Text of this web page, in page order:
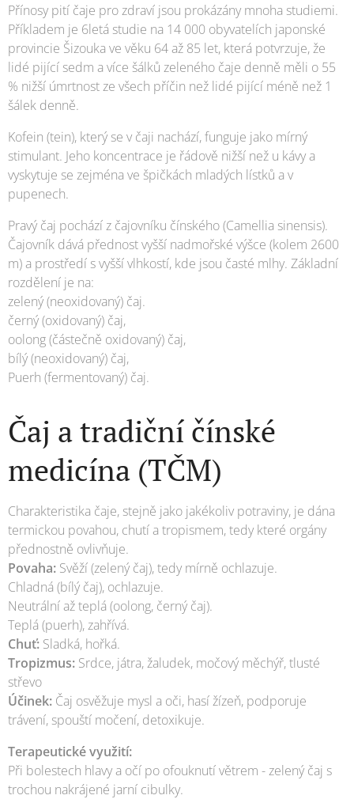
Přínosy pití čaje pro zdraví jsou prokázány mnoha studiemi.
Příkladem je 6letá studie na 14 000 obyvatelích japonské
provincie Šizouka ve věku 64 až 85 let, která potvrzuje, že
lidé pijící sedm a více šálků zeleného čaje denně měli o 55
% nižší úmrtnost ze všech příčin než lidé pijící méně než 1
šálek denně.
Kofein (tein), který se v čaji nachází, funguje jako mírný
stimulant. Jeho koncentrace je řádově nižší než u kávy a
vyskytuje se zejména ve špičkách mladých lístků a v
pupenech.
Pravý čaj pochází z čajovníku čínského (Camellia sinensis).
Čajovník dává přednost vyšší nadmořské výšce (kolem 2600
m) a prostředí s vyšší vlhkostí, kde jsou časté mlhy. Základní
rozdělení je na:
zelený (neoxidovaný) čaj.
černý (oxidovaný) čaj,
oolong (částečně oxidovaný) čaj,
bílý (neoxidovaný) čaj,
Puerh (fermentovaný) čaj.
Čaj a tradiční čínské
medicína (TČM)
Charakteristika čaje, stejně jako jakékoliv potraviny, je dána
termickou povahou, chutí a tropismem, tedy které orgány
přednostně ovlivňuje.
Povaha: Svěží (zelený čaj), tedy mírně ochlazuje.
Chladná (bílý čaj), ochlazuje.
Neutrální až teplá (oolong, černý čaj).
Teplá (puerh), zahřívá.
Chuť: Sladká, hořká.
Tropizmus: Srdce, játra, žaludek, močový měchýř, tlusté
střevo
Účinek: Čaj osvěžuje mysl a oči, hasí žízeň, podporuje
trávení, spouští močení, detoxikuje.
Terapeutické využití:
Při bolestech hlavy a očí po ofouknutí větrem - zelený čaj s
trochou nakrájené jarní cibulky.